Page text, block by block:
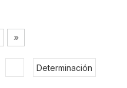
»
Determinación